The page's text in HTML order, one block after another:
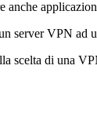
server VPN
scelta di una